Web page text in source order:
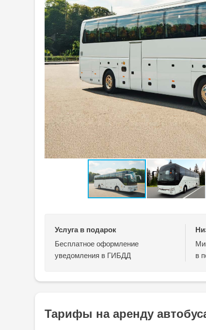
Услуга в подарок
Бесплатное оформление
уведомления в ГИБДД
в
Тарифы на аренду